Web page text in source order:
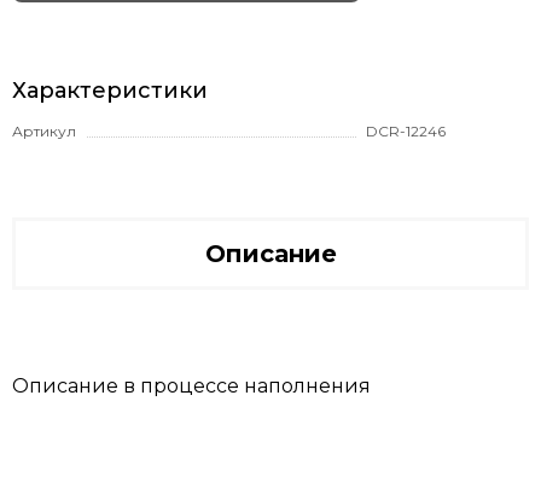
Характеристики
Артикул DCR-12246
Описание
Описание в процессе наполнения